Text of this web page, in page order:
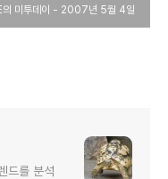
의 미투데이 - 2007년 5월 4일
드를 분석